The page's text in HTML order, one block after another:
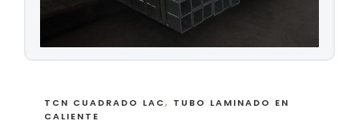
TCN CUADRADO LAC, TUBO LAMINADO EN
CALIENTE